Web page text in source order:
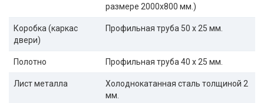
размере 2000x800 мм.)
Коробка (каркас
двери)
Профильная труба 50 х 25 мм.
Полотно Профильная труба 40 х 25 мм.
Лист металла
Холоднокатанная сталь толщиной 2
мм.